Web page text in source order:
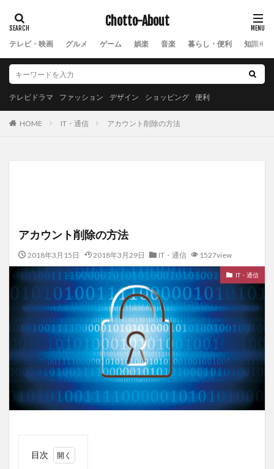
Chotto-About
テレビ・映画 グルメ ゲーム 娯楽 音楽 暮らし・便利 知識・
テレビドラマ ファッション デザイン ショッピング 便利
HOME IT・通信 アカウント削除の方法
アカウント削除の方法
2018年3月15日 2018年3月29日 IT・通信 1527view
IT・通信
目次